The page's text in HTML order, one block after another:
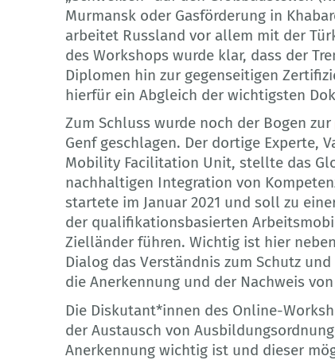
Murmansk oder Gasförderung in
arbeitet Russland vor allem mit der
des Workshops wurde klar, dass der
Diplomen hin zur gegenseitigen
hierfür ein Abgleich der wichtigsten
Zum Schluss wurde noch der Bogen zur
Genf geschlagen. Der dortige Experte,
Mobility Facilitation Unit, stellte das
nachhaltigen Integration von
startete im Januar 2021 und soll zu
der qualifikationsbasierten
Zielländer führen. Wichtig ist hier
Dialog das Verständnis zum Schutz
die Anerkennung und der Nachweis
Die Diskutant*innen des Online-
der Austausch von
Anerkennung wichtig ist und dieser